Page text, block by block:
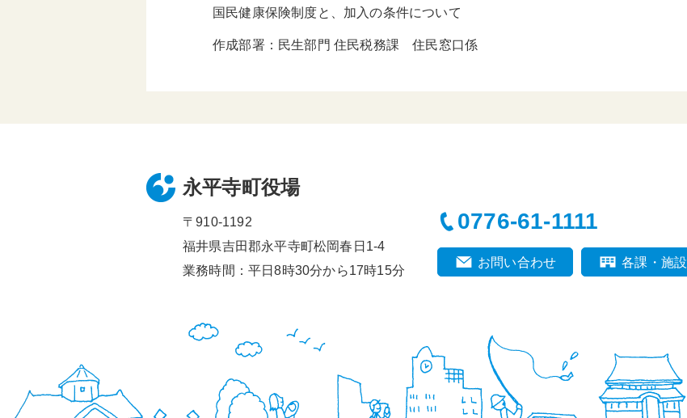
国民健康保険制度と、加入の条件について
作成部署：民生部門 住民税務課 住民窓口係
永平寺町役場
〒910-1192
福井県吉田郡永平寺町松岡春日1-4
業務時間：平日8時30分から17時15分
0776-61-1111
お問い合わせ 各課・施設